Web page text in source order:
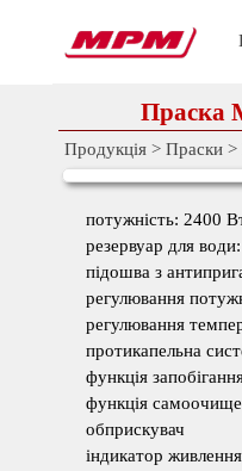
Праска
Продукція >Праски >
потужність: 2400
резервуар для
підошва з
регулювання
регулювання
протикапельна
функція
функція
обприскувач
індикатор живлення